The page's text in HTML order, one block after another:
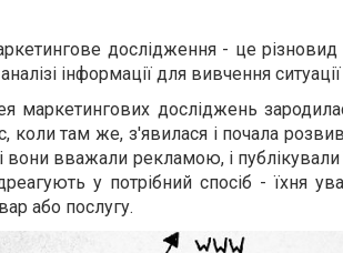
дослідження - це різновид
інформації для вивчення
маркетингових досліджень
коли там же, з'явилася і почала
вони вважали рекламою, і
у потрібний спосіб - їхня
або послугу.